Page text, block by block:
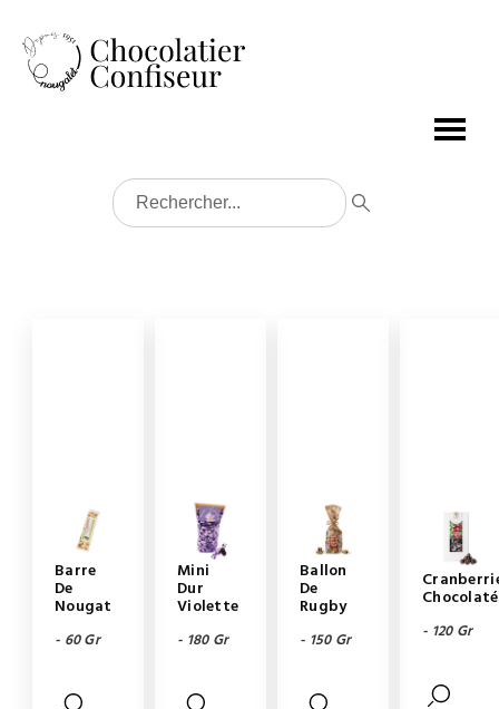
Barre
De
Nougat
- 60 Gr
Mini
Dur
Violette
- 180 Gr
Ballon
De
Rugby
- 150 Gr - 120 Gr